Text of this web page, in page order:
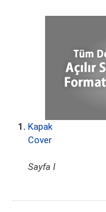
1. Kapak
Cover
Sayfa I